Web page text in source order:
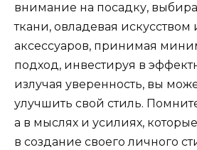
внимание на посадку,
ткани, овладевая искусством
аксессуаров, принимая
подход, инвестируя в
излучая уверенность, вы
улучшить свой стиль.
а в мыслях и усилиях,
в создание своего личного